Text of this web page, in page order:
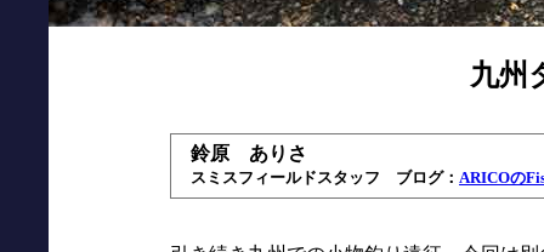
九州
鈴原 ありさ
スミスフィールドスタッフ ブログ： ARICOの